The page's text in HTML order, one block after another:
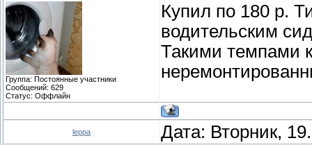
Группа: Постоянные участники
Сообщений: 629
Статус: Оффлайн
Купил по 180 р.
водительским
Такими темпами
leppa Дата: Вторник,